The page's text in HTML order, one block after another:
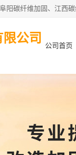
公司
公司首页